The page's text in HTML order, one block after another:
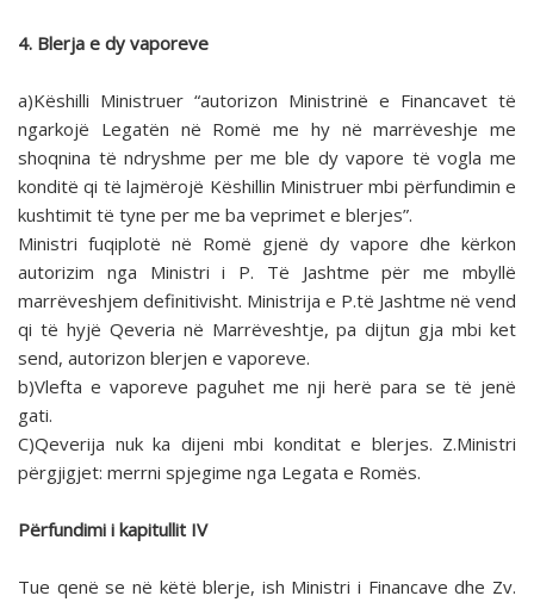
4. Blerja e dy vaporeve
a)Këshilli Ministruer “autorizon Ministrinë e Financavet të
ngarkojë Legatën në Romë me hy në marrëveshje me
shoqnina të ndryshme per me ble dy vapore të vogla me
konditë qi të lajmërojë Këshillin Ministruer mbi përfundimin e
kushtimit të tyne per me ba veprimet e blerjes”.
Ministri fuqiplotë në Romë gjenë dy vapore dhe kërkon
autorizim nga Ministri i P. Të Jashtme për me mbyllë
marrëveshjem definitivisht. Ministrija e P.të Jashtme në vend
qi të hyjë Qeveria në Marrëveshtje, pa dijtun gja mbi ket
send, autorizon blerjen e vaporeve.
b)Vlefta e vaporeve paguhet me nji herë para se të jenë
gati.
C)Qeverija nuk ka dijeni mbi konditat e blerjes. Z.Ministri
përgjigjet: merrni spjegime nga Legata e Romës.
Përfundimi i kapitullit IV
Tue qenë se në këtë blerje, ish Ministri i Financave dhe Zv.